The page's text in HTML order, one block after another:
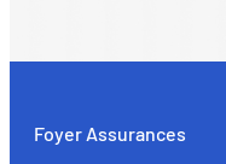
Foyer Assurances